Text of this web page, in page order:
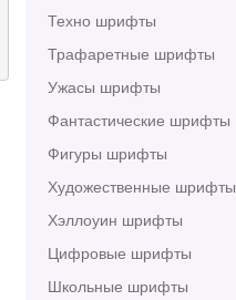
Техно шрифты
Трафаретные шрифты
Ужасы шрифты
Фантастические шрифты
Фигуры шрифты
Художественные шрифты
Хэллоуин шрифты
Цифровые шрифты
Школьные шрифты